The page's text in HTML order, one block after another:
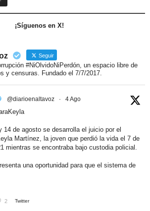
¡Síguenos en X!
Seguir
#NiOlvidoNiPerdón, un espacio libre de
y censuras. Fundado el 7/7/2017.
@diarioenaltavoz · 4 Ago
14 de agosto se desarrolla el juicio por el
Martínez, la joven que perdió la vida el 7 de
mientras se encontraba bajo custodia policial.
una oportunidad para que el sistema de
2 Twitter